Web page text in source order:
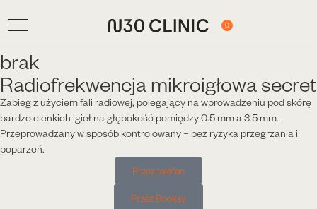
0
brak
Radiofrekwencja mikroigłowa secret
Zabieg z użyciem fali radiowej, polegający na wprowadzeniu pod skórę
bardzo cienkich igieł na głębokość pomiędzy 0.5 mm a 3.5 mm.
Przeprowadzany w sposób kontrolowany – bez ryzyka przegrzania i
poparzeń.
Przez telefon
Przez Booksy